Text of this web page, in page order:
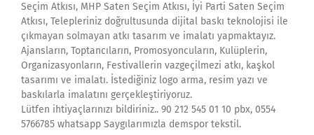
Seçim Atkısı, MHP Saten Seçim Atkısı, İyi Parti Saten Seçim
Atkısı, Telepleriniz doğrultusunda dijital baskı teknolojisi ile
çıkmayan solmayan atkı tasarım ve imalatı yapmaktayız.
Ajansların, Toptancıların, Promosyoncuların, Kulüplerin,
Organizasyonların, Festivallerin vazgeçilmezi atkı, kaşkol
tasarımı ve imalatı. İstediğiniz logo arma, resim yazı ve
baskılarla imalatını gerçekleştiriyoruz.
Lütfen ihtiyaçlarınızı bildiriniz.. 90 212 545 01 10 pbx, 0554
5766785 whatsapp Saygılarımızla demspor tekstil.